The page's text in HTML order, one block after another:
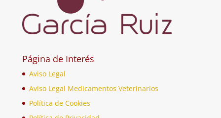
Página de Interés
Aviso Legal
Aviso Legal Medicamentos Veterinarios
Política de Cookies